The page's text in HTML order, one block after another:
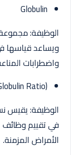
Globulin
الوظيفة: مجموعة
ويساعد قياسها
واضطرابات
(A/G Ratio (Albumin/Globulin Ratio
الوظيفة: يقيس
في تقييم
الأمراض المزمنة.